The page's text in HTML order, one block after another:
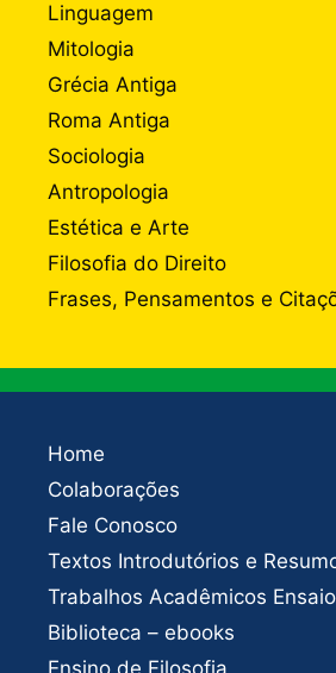
Linguagem
Mitologia
Grécia Antiga
Roma Antiga
Sociologia
Antropologia
Estética e Arte
Filosofia do Direito
Frases, Pensamentos e
Home
Colaborações
Fale Conosco
Textos Introdutórios e
Trabalhos Acadêmicos
Biblioteca – ebooks